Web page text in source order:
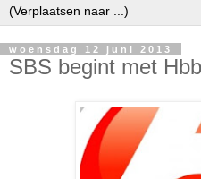
woensdag 12 juni 2013
SBS begint met